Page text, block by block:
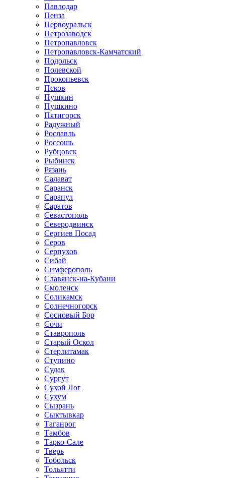
Павлодар
Пенза
Первоуральск
Петрозаводск
Петропавловск
Петропавловск-Камчатский
Подольск
Полевской
Прокопьевск
Псков
Пушкин
Пушкино
Пятигорск
Радужный
Рославль
Россошь
Рубцовск
Рыбинск
Рязань
Салават
Саранск
Сарапул
Саратов
Севастополь
Северодвинск
Сергиев Посад
Серов
Серпухов
Сибай
Симферополь
Славянск-на-Кубани
Смоленск
Соликамск
Солнечногорск
Сосновый Бор
Сочи
Ставрополь
Старый Оскол
Стерлитамак
Ступино
Судак
Сургут
Сухой Лог
Сухум
Сызрань
Сыктывкар
Таганрог
Тамбов
Тарко-Сале
Тверь
Тобольск
Тольятти